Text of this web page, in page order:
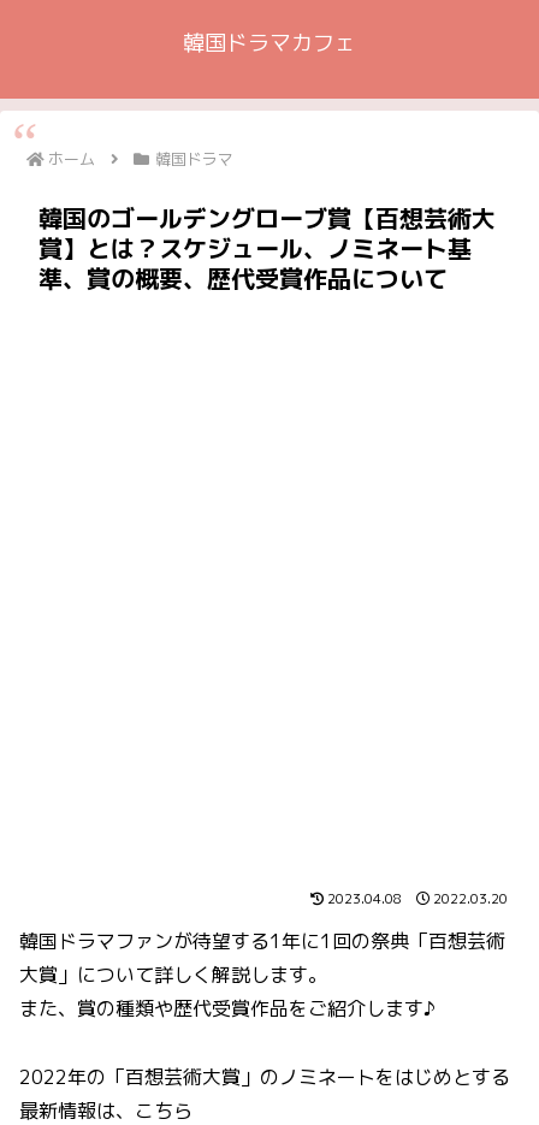
韓国ドラマカフェ
ホーム 韓国ドラマ
韓国のゴールデングローブ賞【百想芸術大
賞】とは？スケジュール、ノミネート基
準、賞の概要、歴代受賞作品について
2023.04.08 2022.03.20
韓国ドラマファンが待望する1年に1回の祭典「百想芸術
大賞」について詳しく解説します。
また、賞の種類や歴代受賞作品をご紹介します♪
2022年の「百想芸術大賞」のノミネートをはじめとする
最新情報は、こちら